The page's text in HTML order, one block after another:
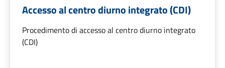
Accesso al centro diurno integrato (CDI)
Procedimento di accesso al centro diurno integrato
(CDI)